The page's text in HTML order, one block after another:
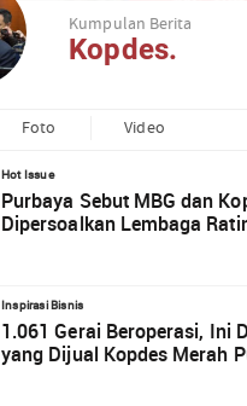
Kumpulan Berita
Kopdes.
Foto Video
Hot Issue
Purbaya Sebut MBG dan
Dipersoalkan Lembaga
Inspirasi Bisnis
1.061 Gerai Beroperasi, Ini
yang Dijual Kopdes Merah